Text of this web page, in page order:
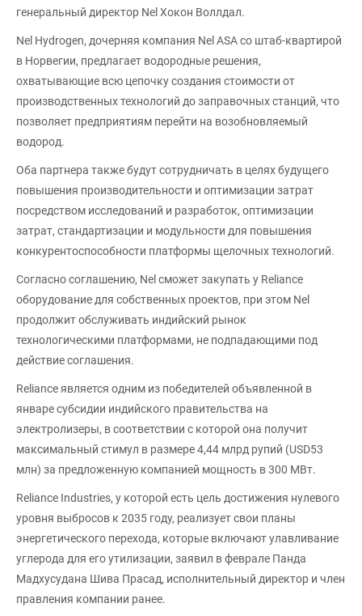
генеральный директор Nel Хокон Воллдал.
Nel Hydrogen, дочерняя компания Nel ASA со штаб-квартирой
в Норвегии, предлагает водородные решения,
охватывающие всю цепочку создания стоимости от
производственных технологий до заправочных станций, что
позволяет предприятиям перейти на возобновляемый
водород.
Оба партнера также будут сотрудничать в целях будущего
повышения производительности и оптимизации затрат
посредством исследований и разработок, оптимизации
затрат, стандартизации и модульности для повышения
конкурентоспособности платформы щелочных технологий.
Согласно соглашению, Nel сможет закупать у Reliance
оборудование для собственных проектов, при этом Nel
продолжит обслуживать индийский рынок
технологическими платформами, не подпадающими под
действие соглашения.
Reliance является одним из победителей объявленной в
январе субсидии индийского правительства на
электролизеры, в соответствии с которой она получит
максимальный стимул в размере 4,44 млрд рупий (USD53
млн) за предложенную компанией мощность в 300 МВт.
Reliance Industries, у которой есть цель достижения нулевого
уровня выбросов к 2035 году, реализует свои планы
энергетического перехода, которые включают улавливание
углерода для его утилизации, заявил в феврале Панда
Мадхусудана Шива Прасад, исполнительный директор и член
правления компании ранее.